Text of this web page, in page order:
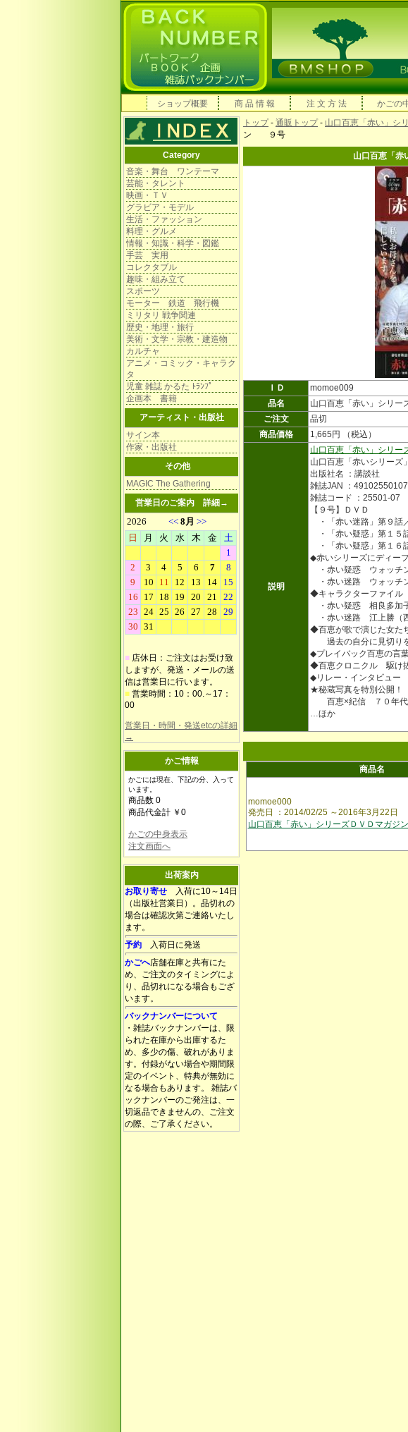
ショップ概要
商 品 情 報 注 文 方 法 かごの
Category
音楽・舞台 ワンテーマ
芸能・タレント
映画・ＴＶ
グラビア・モデル
生活・ファッション
料理・グルメ
情報・知識・科学・図鑑
手芸 実用
コレクタブル
趣味・組み立て
スポーツ
モーター 鉄道 飛行機
ミリタリ 戦争関連
歴史・地理・旅行
美術・文学・宗教・建造物
カルチャ
アニメ・コミック・キャラク
タ
児童 雑誌 かるた ﾄﾗﾝﾌﾟ
企画本 書籍
アーティスト・出版社
サイン本
作家・出版社
その他
MAGIC The Gathering
営業日のご案内 詳細→
■ 店休日：ご注文はお受け致
しますが、発送・メールの送
信は営業日に行います。
■ 営業時間：10：00.～17：
00
営業日・時間・発送etcの詳細
→
かご情報
かごには現在、下記の分、入って
います。
商品数 0
商品代金計 ￥0
かごの中身表示
注文画面へ
出荷案内
お取り寄せ 入荷に10～14日
（出版社営業日）。品切れの
場合は確認次第ご連絡いたし
ます。
予約 入荷日に発送
かごへ店舗在庫と共有にた
め、ご注文のタイミングによ
り、品切れになる場合もござ
います。
バックナンバーについて
・雑誌バックナンバーは、限
られた在庫から出庫するた
め、多少の傷、破れがありま
す。付録がない場合や期間限
定のイベント、特典が無効に
なる場合もあります。 雑誌バ
ックナンバーのご発注は、一
切返品できませんの、ご注文
の際、ご了承ください。
トップ- 通販トップ- 山口百恵「赤い」シ
ン ９号
山口百恵「
ＩＤ
momoe009
品名
山口百恵「赤い」シリ
ご注文
品切
商品価格
1,665円 （税込）
説明
山口百恵「赤い」シリー
山口百恵「赤いシリー
出版社名 ：講談社
雑誌JAN ：
雑誌コード ：25501-07
【９号】ＤＶＤ
・「赤い迷路」第９話
・「赤い疑惑」第１５
・「赤い疑惑」第１６
◆赤いシリーズにディー
・赤い疑惑 ウォッチ
・赤い迷路 ウォッチ
◆キャラクターファイル
・赤い疑惑 相良多加子
・赤い迷路 江上勝（西
◆百恵が歌で演じた女
過去の自分に見切りを
◆プレイバック百恵の言
◆百恵クロニクル 駆け
◆リレー・インタビュ
★秘蔵写真を特別公開！
百恵×紀信 ７０年代
…ほか
商品名
momoe000
発売日 ：2014/02/25 ～2016年3月22日
山口百恵「赤い」シリーズＤＶＤマガジ